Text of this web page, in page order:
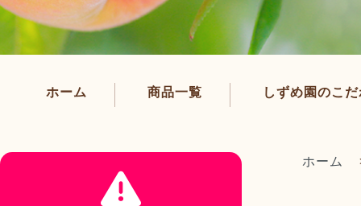
ホーム 商品一覧 しずめ園のこ
ホーム